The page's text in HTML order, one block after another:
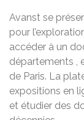
Avanst se
pour
accéder à un
départements ,
de Paris. La
expositions en
et étudier des